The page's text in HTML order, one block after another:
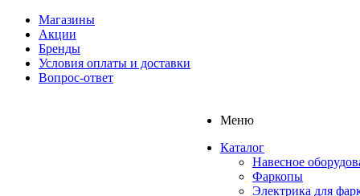
Магазины
Акции
Бренды
Условия оплаты и доставки
Вопрос-ответ
Меню
Каталог
Навесное
Фаркопы
Электрика для